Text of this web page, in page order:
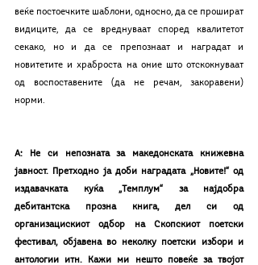
веќе постоечките шаблони, односно, да се прошират
видиците, да се вреднуваат според квалитетот
секако, но и да се препознаат и наградат и
новитетите и храброста на оние што отскокнуваат
од воспоставените (да не речам, закоравени)
норми.
А: Не си непозната за македонската книжевна
јавност. Претходно ја доби наградата „Новите!“ од
издавачката куќа „Темплум“ за најдобра
дебитантска прозна книга, дел си од
организацискиот одбор на Скопскиот поетски
фестивал, објавена во неколку поетски избори и
антологии итн. Кажи ми нешто повеќе за твојот